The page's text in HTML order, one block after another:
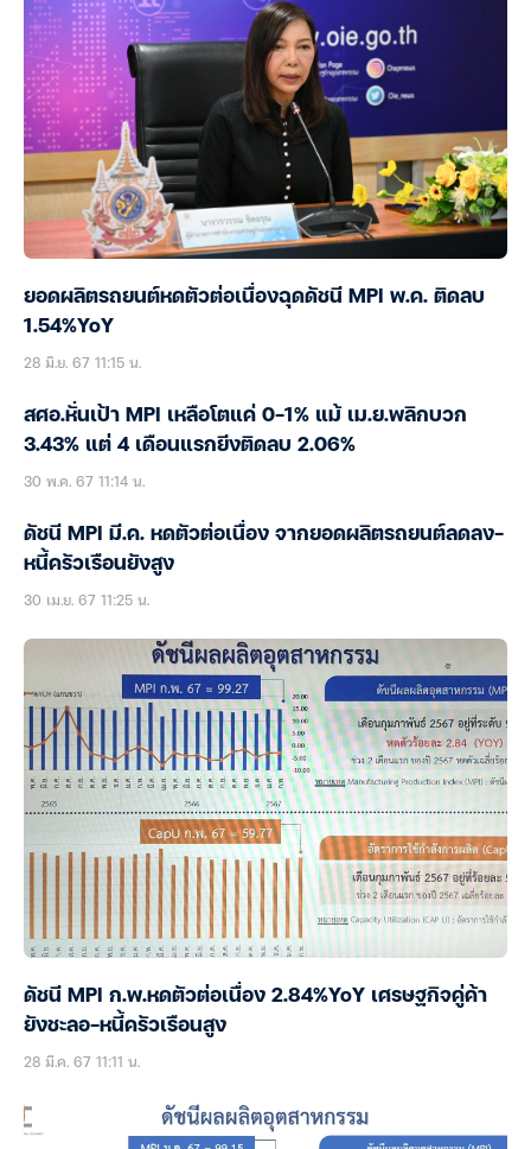
ยอดผลิตรถยนต์หดตัวต่อเนื่องฉุดดัชนี MPI พ.ค. ติดลบ
1.54%YoY
28 มิ.ย. 67 11:15 น.
สศอ.หั่นเป้า MPI เหลือโตแค่ 0-1% แม้ เม.ย.พลิกบวก
3.43% แต่ 4 เดือนแรกยีงติดลบ 2.06%
30 พ.ค. 67 11:14 น.
ดัชนี MPI มี.ค. หดตัวต่อเนื่อง จากยอดผลิตรถยนต์ลดลง-
หนี้ครัวเรือนยังสูง
30 เม.ย. 67 11:25 น.
ดัชนี MPI ก.พ.หดตัวต่อเนื่อง 2.84%YoY เศรษฐกิจคู่ค้า
ยังชะลอ-หนี้ครัวเรือนสูง
28 มี.ค. 67 11:11 น.